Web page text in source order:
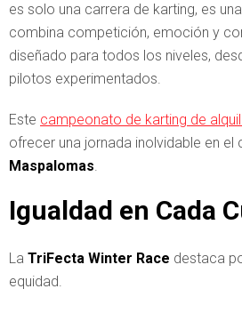
es solo una carrera de karting, es
combina competición, emoción y
diseñado para todos los niveles,
pilotos experimentados.
Este campeonato de karting de
ofrecer una jornada inolvidable en el
Maspalomas.
Igualdad en Cada
La TriFecta Winter Race destaca
equidad.